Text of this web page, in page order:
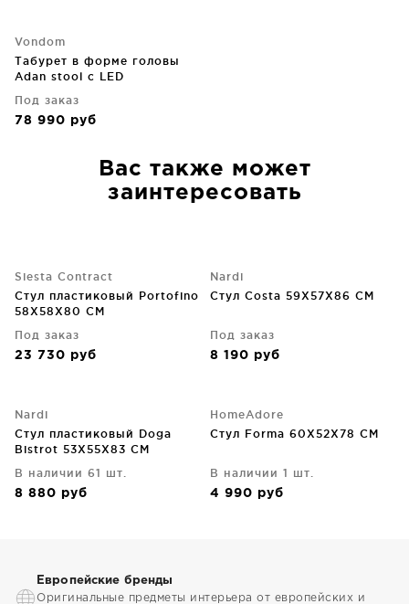
Vondom
Табурет в форме головы
Adan stool c LED
Под заказ
78 990 руб
Вас также может
заинтересовать
Siesta Contract
Стул пластиковый Portofino
58X58X80 CM
Под заказ
23 730 руб
Nardi
Стул Costa 59X57X86 CM
Под заказ
8 190 руб
Nardi
Стул пластиковый Doga
Bistrot 53X55X83 CM
В наличии 61 шт.
8 880 руб
HomeAdore
Стул Forma 60X52X78 CM
В наличии 1 шт.
4 990 руб
Европейские бренды
Оригинальные предметы интерьера от европейских и